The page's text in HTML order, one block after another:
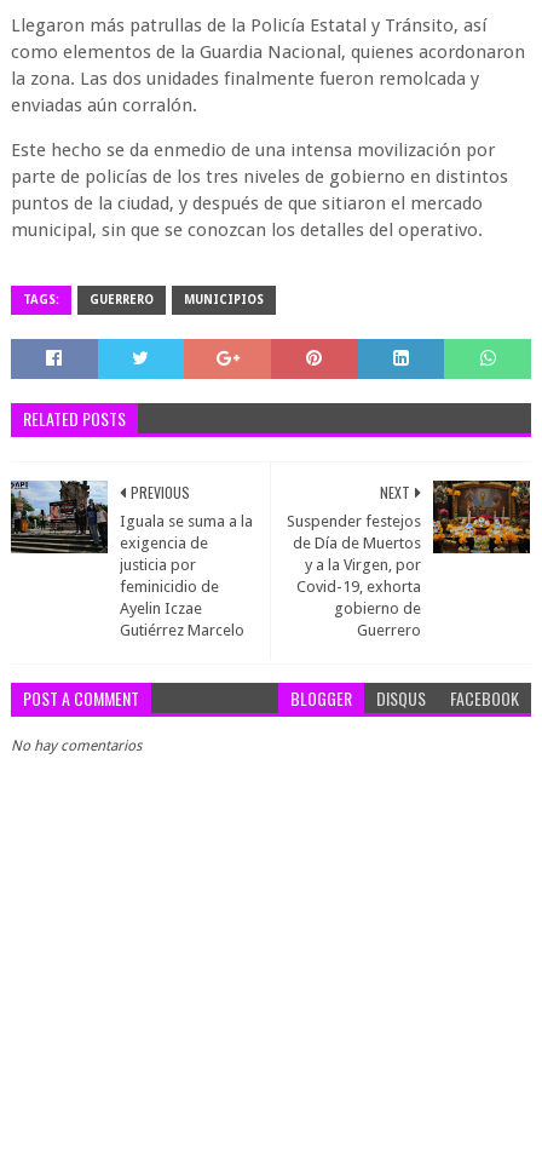
Llegaron más patrullas de la Policía Estatal y Tránsito, así
como elementos de la Guardia Nacional, quienes acordonaron
la zona. Las dos unidades finalmente fueron remolcada y
enviadas aún corralón.
Este hecho se da enmedio de una intensa movilización por
parte de policías de los tres niveles de gobierno en distintos
puntos de la ciudad, y después de que sitiaron el mercado
municipal, sin que se conozcan los detalles del operativo.
TAGS: GUERRERO MUNICIPIOS
RELATED POSTS
NEXT
Suspender festejos
de Día de Muertos
y a la Virgen, por
Covid-19, exhorta
gobierno de
Guerrero
PREVIOUS
Iguala se suma a la
exigencia de
justicia por
feminicidio de
Ayelin Iczae
Gutiérrez Marcelo
POST A COMMENT BLOGGER DISQUS FACEBOOK
No hay comentarios